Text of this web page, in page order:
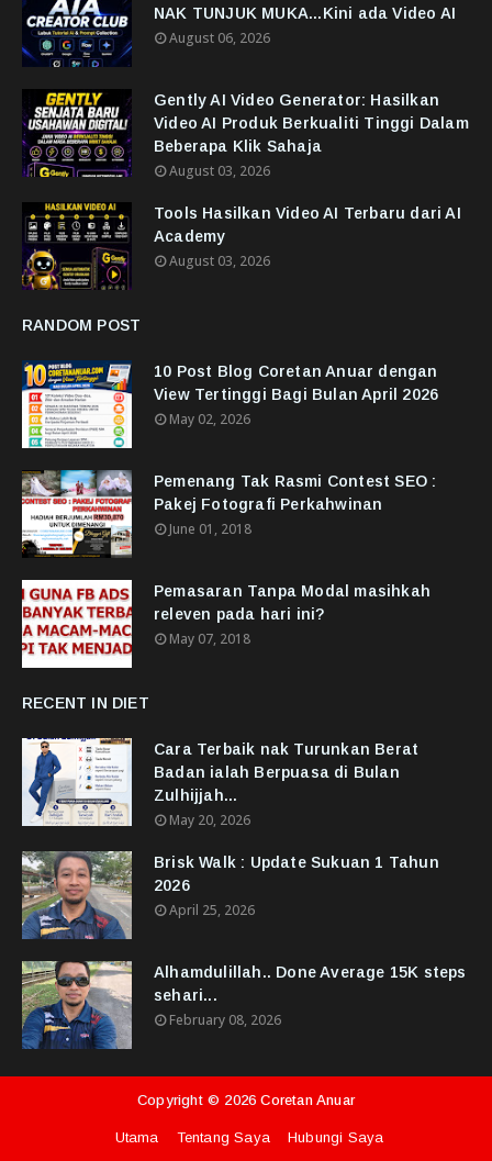
NAK TUNJUK MUKA...Kini ada Video AI
August 06, 2026
Gently AI Video Generator: Hasilkan
Video AI Produk Berkualiti Tinggi Dalam
Beberapa Klik Sahaja
August 03, 2026
Tools Hasilkan Video AI Terbaru dari AI
Academy
August 03, 2026
RANDOM POST
10 Post Blog Coretan Anuar dengan
View Tertinggi Bagi Bulan April 2026
May 02, 2026
Pemenang Tak Rasmi Contest SEO :
Pakej Fotografi Perkahwinan
June 01, 2018
Pemasaran Tanpa Modal masihkah
releven pada hari ini?
May 07, 2018
RECENT IN DIET
Cara Terbaik nak Turunkan Berat
Badan ialah Berpuasa di Bulan
Zulhijjah...
May 20, 2026
Brisk Walk : Update Sukuan 1 Tahun
2026
April 25, 2026
Alhamdulillah.. Done Average 15K steps
sehari...
February 08, 2026
Copyright © 2026Coretan Anuar
Utama Tentang Saya Hubungi Saya